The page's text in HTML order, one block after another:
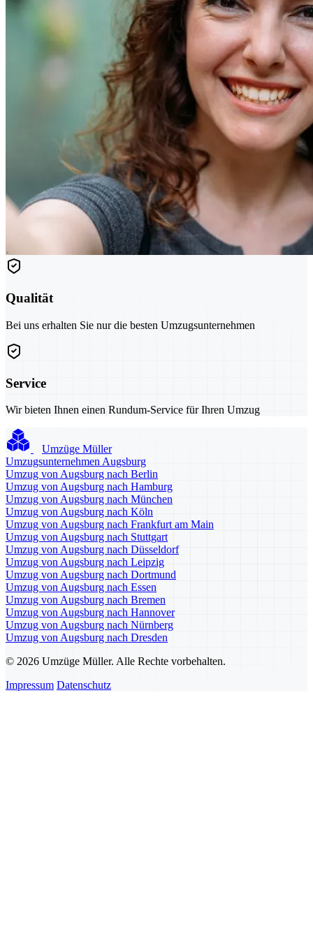
Qualität
Bei uns erhalten Sie nur die besten Umzugsunternehmen
Service
Wir bieten Ihnen einen Rundum-Service für Ihren Umzug
Umzüge Müller
Umzugsunternehmen Augsburg
Umzug von Augsburg nach Berlin
Umzug von Augsburg nach Hamburg
Umzug von Augsburg nach München
Umzug von Augsburg nach Köln
Umzug von Augsburg nach Frankfurt am Main
Umzug von Augsburg nach Stuttgart
Umzug von Augsburg nach Düsseldorf
Umzug von Augsburg nach Leipzig
Umzug von Augsburg nach Dortmund
Umzug von Augsburg nach Essen
Umzug von Augsburg nach Bremen
Umzug von Augsburg nach Hannover
Umzug von Augsburg nach Nürnberg
Umzug von Augsburg nach Dresden
© 2026 Umzüge Müller. Alle Rechte vorbehalten.
Impressum Datenschutz